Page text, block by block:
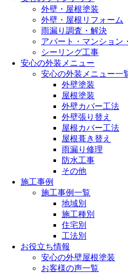
外壁・屋根塗装
外壁・屋根リフォーム
雨漏り調査・解決
アパート・マンション
シーリング工事
安心の外装メニュー
安心の外装メニュー一
外壁塗装
屋根塗装
外壁カバー工法
外壁張り替え
屋根カバー工法
屋根葺き替え
雨漏り修理
防水工事
その他
施工事例
施工事例一覧
地域別
施工種別
住宅別
工法別
お役立ち情報
安心の外壁屋根塗装
お客様の声一覧